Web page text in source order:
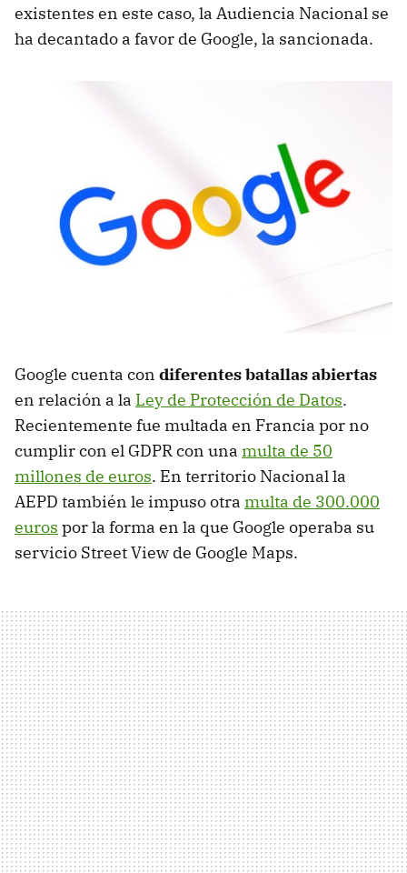
existentes en este caso, la Audiencia Nacional se
ha decantado a favor de Google, la sancionada.
Google cuenta con diferentes batallas abiertas
en relación a la Ley de Protección de Datos.
Recientemente fue multada en Francia por no
cumplir con el GDPR con una multa de 50
millones de euros. En territorio Nacional la
AEPD también le impuso otra multa de 300.000
euros por la forma en la que Google operaba su
servicio Street View de Google Maps.